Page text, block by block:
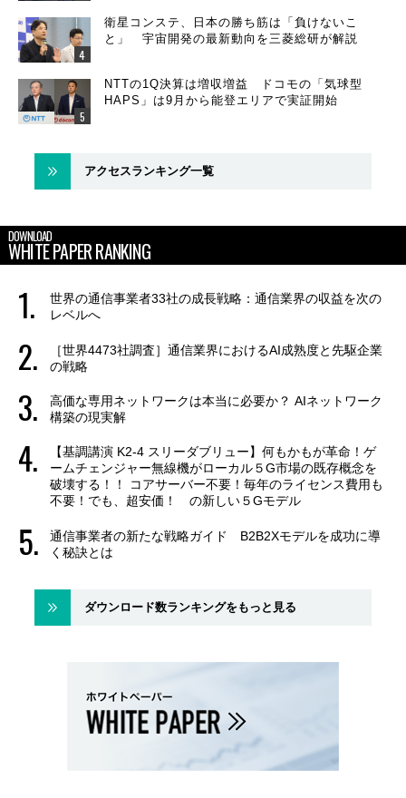
衛星コンステ、日本の勝ち筋は「負けないこ
と」 宇宙開発の最新動向を三菱総研が解説
NTTの1Q決算は増収増益 ドコモの「気球型
HAPS」は9月から能登エリアで実証開始
アクセスランキング一覧
DOWNLOAD
WHITE PAPER RANKING
世界の通信事業者33社の成長戦略：通信業界の収益を次の
レベルへ
［世界4473社調査］通信業界におけるAI成熟度と先駆企業
の戦略
高価な専用ネットワークは本当に必要か？ AIネットワーク
構築の現実解
【基調講演 K2-4 スリーダブリュー】何もかもが革命！ゲ
ームチェンジャー無線機がローカル５G市場の既存概念を
破壊する！！ コアサーバー不要！毎年のライセンス費用も
不要！でも、超安価！ の新しい５Gモデル
通信事業者の新たな戦略ガイド B2B2Xモデルを成功に導
く秘訣とは
ダウンロード数ランキングをもっと見る